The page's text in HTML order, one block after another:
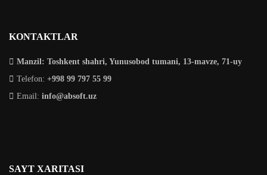
KONTAKTLAR
Manzil: Toshkent shahri, Yunusobod tumani, 13-mavze, 71-uy
Telefon: +998 99 797 55 99
Email: info@absoft.uz
SAYT XARITASI